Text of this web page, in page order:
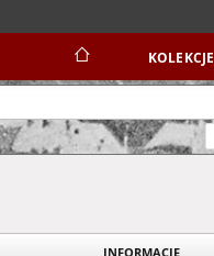
KOLEKCJE
INFORMACJE